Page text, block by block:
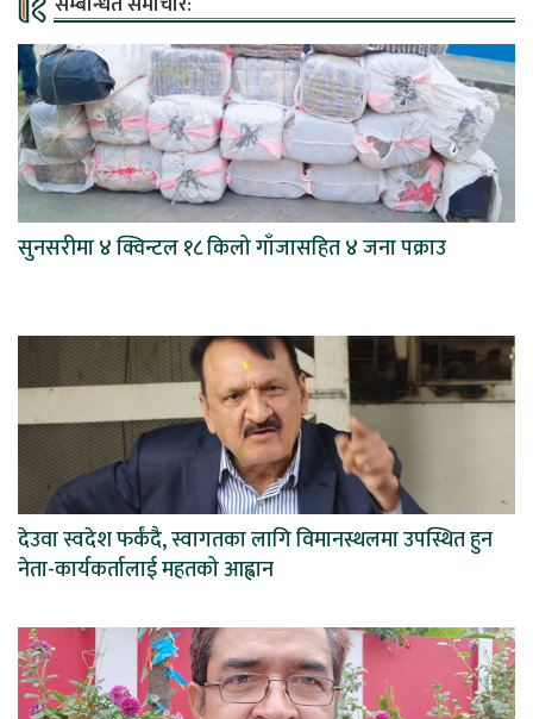
सुनसरीमा ४ क्विन्टल १८ किलो गाँजासहित ४ जना पक्राउ
देउवा स्वदेश फर्कंदै, स्वागतका लागि विमानस्थलमा उपस्थित हुन
नेता-कार्यकर्तालाई महतको आह्वान